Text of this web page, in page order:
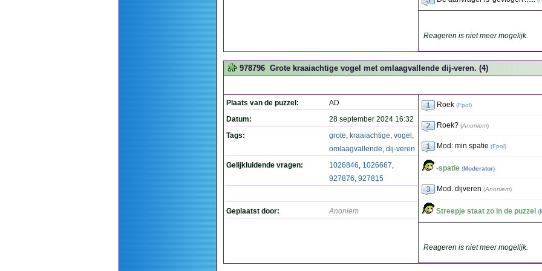
Reageren is niet meer mogelijk.
978796 Grote kraaiachtige vogel met omlaagvallende dij-veren. (4)
Plaats van de puzzel:
AD
Datum:
28 september 2024 16:32
Tags:
grote, kraaiachtige, vogel ,
omlaagvallende, dij-veren
Gelijkluidende vragen:
1026846, 1026667,
927876, 927815
Geplaatst door: Anoniem
Roek (Fpol)
Roek? (Anoniem)
Mod: min spatie (Fpol)
-spatie (Moderator)
Mod. dijveren (Anoniem)
Streepje staat zo in de puzzel (
Reageren is niet meer mogelijk.